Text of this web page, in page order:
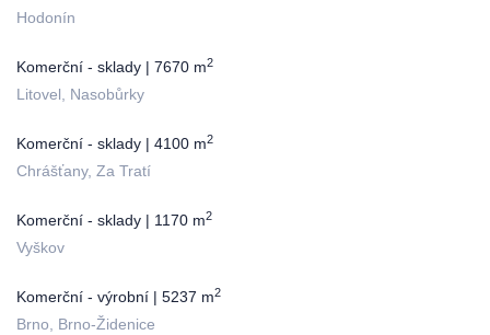
Hodonín
Komerční - sklady | 7670 m2
Litovel, Nasobůrky
Komerční - sklady | 4100 m2
Chrášťany, Za Tratí
Komerční - sklady | 1170 m2
Vyškov
Komerční - výrobní | 5237 m2
Brno, Brno-Židenice